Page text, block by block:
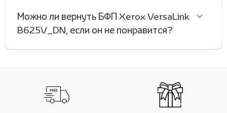
Можно ли вернуть БФП Xerox VersaLink
B625V_DN, если он не понравится?